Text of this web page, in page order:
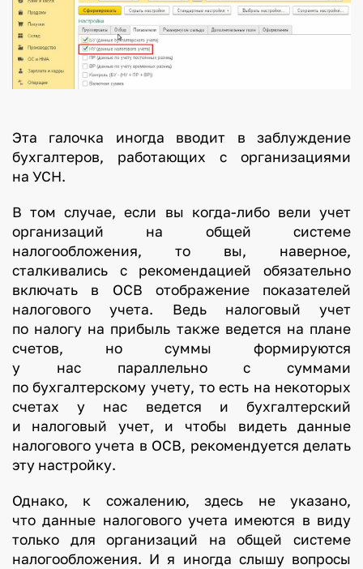
Эта галочка иногда вводит в заблуждение
бухгалтеров, работающих с организациями
на УСН.
В том случае, если вы когда-либо вели учет
организаций на общей системе
налогообложения, то вы, наверное,
сталкивались с рекомендацией обязательно
включать в ОСВ отображение показателей
налогового учета. Ведь налоговый учет
по налогу на прибыль также ведется на плане
счетов, но суммы формируются
у нас параллельно с суммами
по бухгалтерскому учету, то есть на некоторых
счетах у нас ведется и бухгалтерский
и налоговый учет, и чтобы видеть данные
налогового учета в ОСВ, рекомендуется делать
эту настройку.
Однако, к сожалению, здесь не указано,
что данные налогового учета имеются в виду
только для организаций на общей системе
налогообложения. И я иногда слышу вопросы